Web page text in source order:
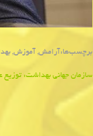
برچسب‌ها: آرامش, آموزش,
Post
navigation
سازمان جهانی بهداشت: توزیع